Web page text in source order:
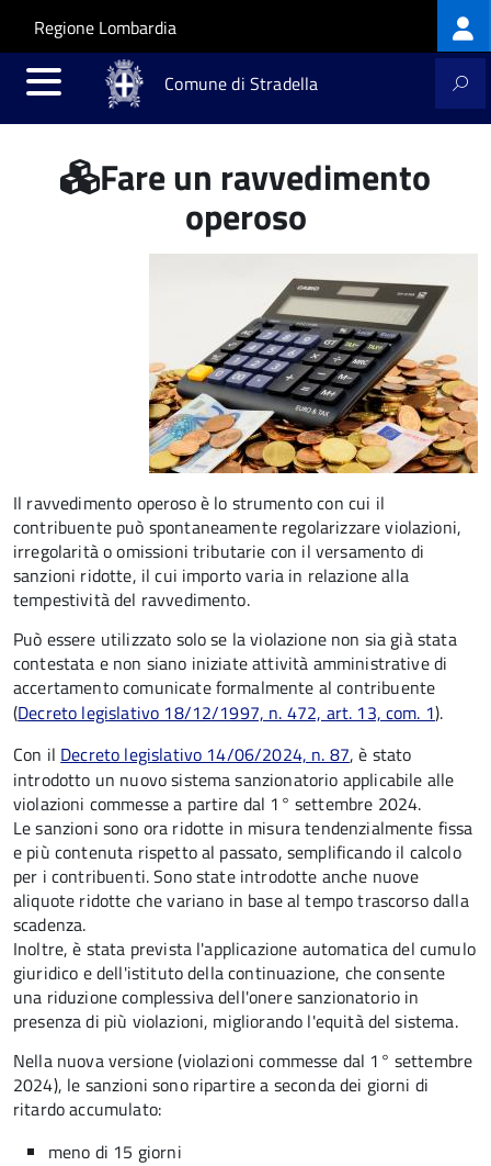
Salta al contenuto principale
Skip to site navigation
Regione Lombardia
Comune di Stradella
Fare un ravvedimento
operoso
Il ravvedimento operoso è lo strumento con cui il
contribuente può spontaneamente regolarizzare violazioni,
irregolarità o omissioni tributarie con il versamento di
sanzioni ridotte, il cui importo varia in relazione alla
tempestività del ravvedimento.
Può essere utilizzato solo se la violazione non sia già stata
contestata e non siano iniziate attività amministrative di
accertamento comunicate formalmente al contribuente
(Decreto legislativo 18/12/1997, n. 472, art. 13, com. 1).
Con il Decreto legislativo 14/06/2024, n. 87, è stato
introdotto un nuovo sistema sanzionatorio applicabile alle
violazioni commesse a partire dal 1° settembre 2024.
Le sanzioni sono ora ridotte in misura tendenzialmente fissa
e più contenuta rispetto al passato, semplificando il calcolo
per i contribuenti. Sono state introdotte anche nuove
aliquote ridotte che variano in base al tempo trascorso dalla
scadenza.
Inoltre, è stata prevista l'applicazione automatica del cumulo
giuridico e dell'istituto della continuazione, che consente
una riduzione complessiva dell'onere sanzionatorio in
presenza di più violazioni, migliorando l'equità del sistema.
Nella nuova versione (violazioni commesse dal 1° settembre
2024), le sanzioni sono ripartire a seconda dei giorni di
ritardo accumulato:
meno di 15 giorni